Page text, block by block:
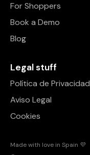
For Shoppers
Book a Demo
Blog
Legal stuff
Política de Privacidad
Aviso Legal
Cookies
Made with love in Spain 💜